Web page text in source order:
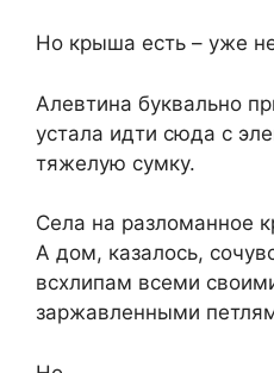
Но крыша есть – уже
Алевтина буквально
устала идти сюда с
тяжелую сумку.
Села на разломанное
А дом, казалось,
всхлипам всеми
заржавленными